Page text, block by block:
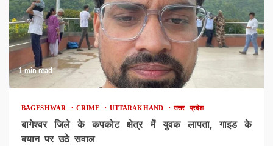
1 min read
BAGESHWAR CRIME UTTARAKHAND उत्तर प्रदेश
बागेश्वर जिले के कपकोट क्षेत्र में युवक लापता, गाइड के
बयान पर उठे सवाल